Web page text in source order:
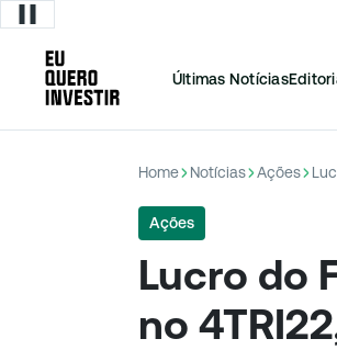
Últimas Notícias
Home Notícias Ações
Ações
Lucro do
no